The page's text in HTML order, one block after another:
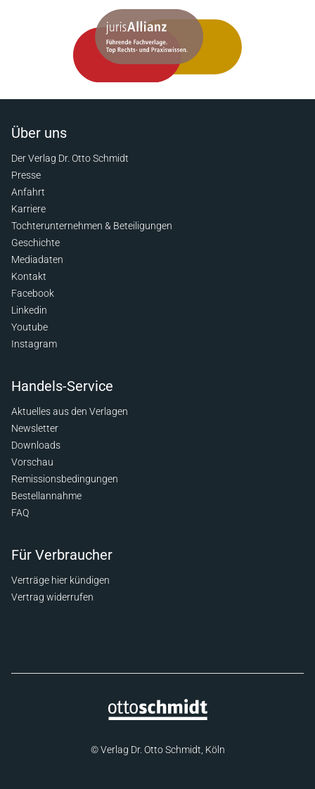
Über uns
Der Verlag Dr. Otto Schmidt
Presse
Anfahrt
Karriere
Tochterunternehmen & Beteiligungen
Geschichte
Mediadaten
Kontakt
Facebook
Linkedin
Youtube
Instagram
Handels-Service
Aktuelles aus den Verlagen
Newsletter
Downloads
Vorschau
Remissionsbedingungen
Bestellannahme
FAQ
Für Verbraucher
Verträge hier kündigen
Vertrag widerrufen
© Verlag Dr. Otto Schmidt, Köln